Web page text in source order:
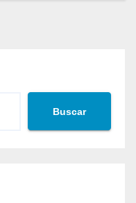
Buscar